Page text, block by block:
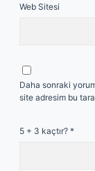
Web Sitesi
Daha sonraki
site adresim bu
5 + 3 kaçtır? *